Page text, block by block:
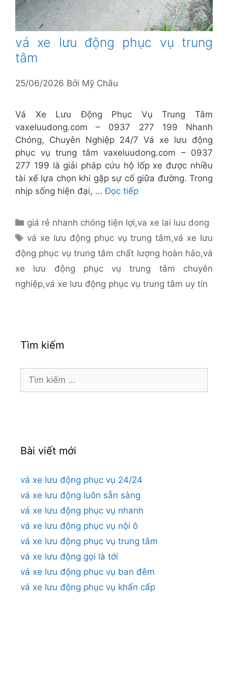
vá xe lưu động phục vụ trung
tâm
25/06/2026 Bởi Mỹ Châu
Vá Xe Lưu Động Phục Vụ Trung Tâm
vaxeluudong.com – 0937 277 199 Nhanh
Chóng, Chuyên Nghiệp 24/7 Vá xe lưu động
phục vụ trung tâm vaxeluudong.com – 0937
277 199 là giải pháp cứu hộ lốp xe được nhiều
tài xế lựa chọn khi gặp sự cố giữa đường. Trong
nhịp sống hiện đại, …Đọc tiếp
Danh
mục
giá rẻ nhanh chóng tiện lợi,va xe lai luu dong
Thẻ
vá xe lưu động phục vụ trung tâm,vá xe lưu
động phục vụ trung tâm chất lượng hoàn hảo,vá
xe lưu động phục vụ trung tâm chuyên
nghiệp,vá xe lưu động phục vụ trung tâm uy tín
Tìm kiếm
Tìm
kiếm
Bài viết mới
vá xe lưu động phục vụ 24/24
vá xe lưu động luôn sẵn sàng
vá xe lưu động phục vụ nhanh
vá xe lưu động phục vụ nội ô
vá xe lưu động phục vụ trung tâm
vá xe lưu động gọi là tới
vá xe lưu động phục vụ ban đêm
vá xe lưu động phục vụ khẩn cấp